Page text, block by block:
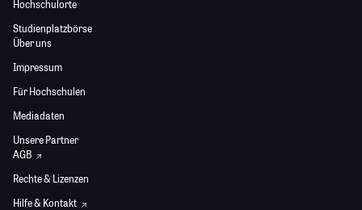
Hochschulorte
Studienplatzbörse
Über uns
Impressum
Für Hochschulen
Mediadaten
Unsere Partner
AGB
Rechte & Lizenzen
Hilfe & Kontakt